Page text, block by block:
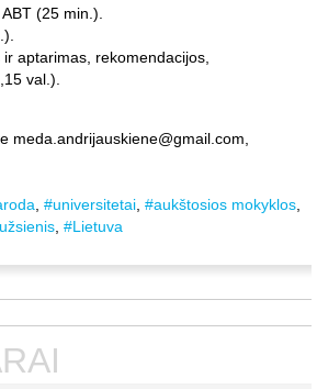
(25 min.).
aptarimas, rekomendacijos,
val.).
meda.andrijauskiene@gmail.com,
, #universitetai, #aukštosios mokyklos,
, #Lietuva